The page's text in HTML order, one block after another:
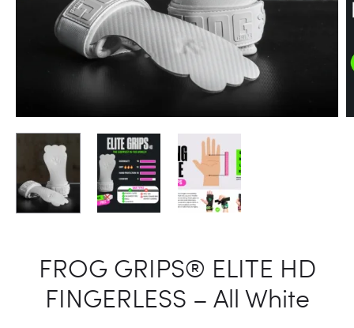
FROG GRIPS® ELITE HD
FINGERLESS – All White